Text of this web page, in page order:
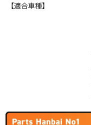
【適合車種】